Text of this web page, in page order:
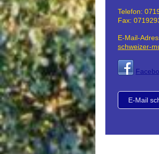
Telefon:
Fax:
E-Mail-
schweizer-
E-Mail